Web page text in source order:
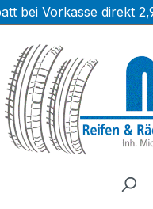
springen
bei Vorkasse direkt